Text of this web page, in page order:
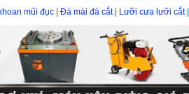
mũi đục Đá mài đá cắt| Lưỡi cưa lưỡi cắt